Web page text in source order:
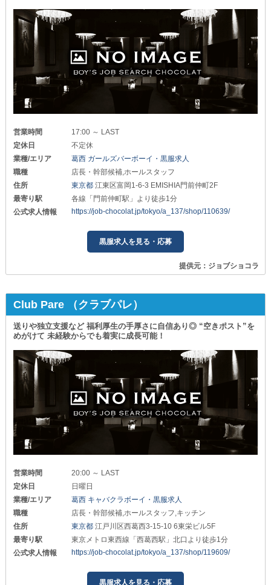
営業時間
17:00 ～ LAST
定休日
不定休
業種/エリア
葛西 ガールズバーボーイ・黒服求人
職種
店長・幹部候補,ホールスタッフ
住所
東京都江東区富岡1-6-3 EMISHIA門前仲町2F
最寄り駅
各線「門前仲町駅」より徒歩1分
公式求人情報
https://job-chocolat.jp/tokyo/a_137/shop/110639/
黒服求人を見る・応募
提供元：ジョブショコラ
Club Pare （クラブパレ）
送りや独立支援など 福利厚生の手厚さに自信あり◎ “空きポスト”を
めがけて 未経験からでも着実に成長可能！
営業時間
20:00 ～ LAST
定休日
日曜日
業種/エリア
葛西 キャバクラボーイ・黒服求人
職種
店長・幹部候補,ホールスタッフ,キッチン
住所
東京都江戸川区西葛西3-15-10 6東栄ビル5F
最寄り駅
東京メトロ東西線「西葛西駅」北口より徒歩1分
公式求人情報
https://job-chocolat.jp/tokyo/a_137/shop/119609/
黒服求人を見る・応募